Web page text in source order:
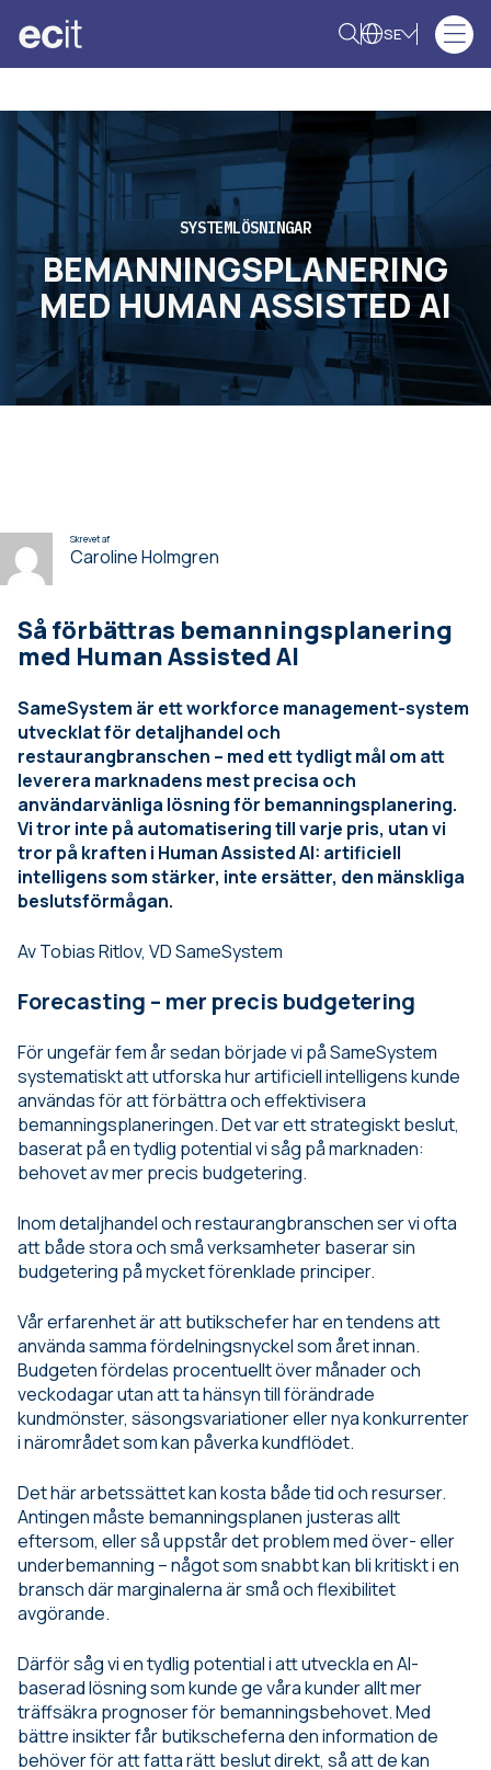
SE
SYSTEMLÖSNINGAR
BEMANNINGSPLANERING
MED HUMAN ASSISTED AI
Skrevet af
Caroline Holmgren
Så förbättras bemanningsplanering
med Human Assisted AI
SameSystem är ett workforce management-system
utvecklat för detaljhandel och
restaurangbranschen – med ett tydligt mål om att
leverera marknadens mest precisa och
användarvänliga lösning för bemanningsplanering.
Vi tror inte på automatisering till varje pris, utan vi
tror på kraften i Human Assisted AI: artificiell
intelligens som stärker, inte ersätter, den mänskliga
beslutsförmågan.
Av Tobias Ritlov, VD SameSystem
Forecasting – mer precis budgetering
För ungefär fem år sedan började vi på SameSystem
systematiskt att utforska hur artificiell intelligens kunde
användas för att förbättra och effektivisera
bemanningsplaneringen. Det var ett strategiskt beslut,
baserat på en tydlig potential vi såg på marknaden:
behovet av mer precis budgetering.
Inom detaljhandel och restaurangbranschen ser vi ofta
att både stora och små verksamheter baserar sin
budgetering på mycket förenklade principer.
Vår erfarenhet är att butikschefer har en tendens att
använda samma fördelningsnyckel som året innan.
Budgeten fördelas procentuellt över månader och
veckodagar utan att ta hänsyn till förändrade
kundmönster, säsongsvariationer eller nya konkurrenter
i närområdet som kan påverka kundflödet.
Det här arbetssättet kan kosta både tid och resurser.
Antingen måste bemanningsplanen justeras allt
eftersom, eller så uppstår det problem med över- eller
underbemanning – något som snabbt kan bli kritiskt i en
bransch där marginalerna är små och flexibilitet
avgörande.
Därför såg vi en tydlig potential i att utveckla en AI-
baserad lösning som kunde ge våra kunder allt mer
träffsäkra prognoser för bemanningsbehovet. Med
bättre insikter får butikscheferna den information de
behöver för att fatta rätt beslut direkt, så att de kan